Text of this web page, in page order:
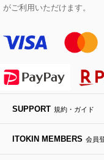
Maison de CINQ
MK MICHEL
HIROKO KOSHINO
ライダースジャケ
デニムジャケット
ダウンジャケット
ハンカチ・バンダナ
手袋
チャーム・ストラ
バックパック・リ
ボディバッグ・メ
トラベルバッグ
フラットシューズ
ローファー
ドレスシューズ
カサブランカ・カ
ラナンキュラス
ポプリアレンジ＆
がご利用いただけます。
SUPPORT 規約・ガイド
ITOKIN MEMBERS 会員